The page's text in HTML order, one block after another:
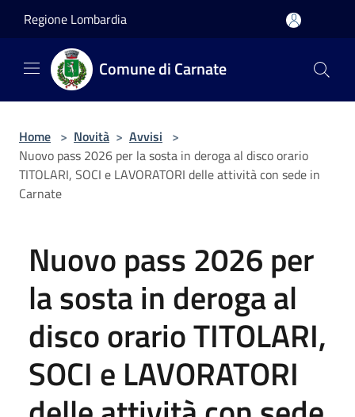
Regione Lombardia
Comune di Carnate
Home > Novità > Avvisi >
Nuovo pass 2026 per la sosta in deroga al disco orario
TITOLARI, SOCI e LAVORATORI delle attività con sede in
Carnate
Nuovo pass 2026 per
la sosta in deroga al
disco orario TITOLARI,
SOCI e LAVORATORI